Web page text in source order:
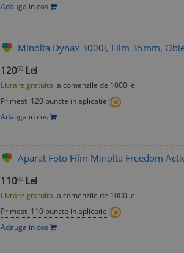
Adauga in cos
Minolta Dynax 3000i, Film 35mm,
12000 Lei
Livrare gratuita la comenzile de 1000 lei
Primesti 120 puncte in aplicatie
Adauga in cos
Aparat Foto Film Minolta Freedom
11000 Lei
Livrare gratuita la comenzile de 1000 lei
Primesti 110 puncte in aplicatie
Adauga in cos